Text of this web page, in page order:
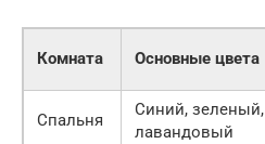
Комната Основные цвета
Спальня
Синий, зеленый,
лавандовый